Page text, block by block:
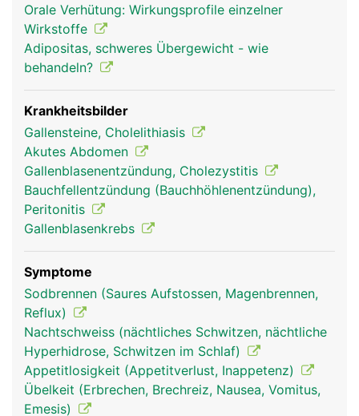
sich die Gallenblase zusammen und gibt die Galle
frei. Da die Galle auch direkt von der Leber in den
Dünndarm fliessen kann, ist die Gallenblase kein
lebensnotwendiges Organ und kann, falls
notwendig, entfernt werden.
Orale Verhütung: Wirkungsprofile einzelner
Wirkstoffe
Adipositas, schweres Übergewicht - wie
behandeln?
Krankheitsbilder
Gallensteine, Cholelithiasis
Akutes Abdomen
Gallenblasenentzündung, Cholezystitis
Bauchfellentzündung (Bauchhöhlenentzündung),
Peritonitis
Gallenblasenkrebs
Symptome
Sodbrennen (Saures Aufstossen, Magenbrennen,
Reflux)
Nachtschweiss (nächtliches Schwitzen, nächtliche
Hyperhidrose, Schwitzen im Schlaf)
Appetitlosigkeit (Appetitverlust, Inappetenz)
Übelkeit (Erbrechen, Brechreiz, Nausea, Vomitus,
Emesis)